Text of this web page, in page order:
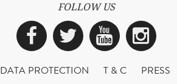
FOLLOW US
Facebook
Twitter
DATA PROTECTION T & C
PRESS